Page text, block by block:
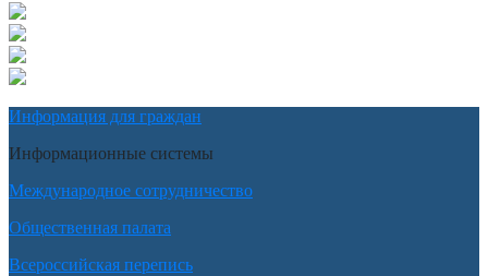
Информация для граждан
Информационные системы
Международное сотрудничество
Общественная палата
Всероссийская перепись